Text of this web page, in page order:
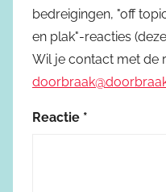
bedreigingen, "off
en plak"-reacties
Wil je contact met de
Reactie *